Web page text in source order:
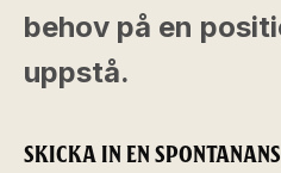
behov på en
uppstå.
SKICKA IN EN